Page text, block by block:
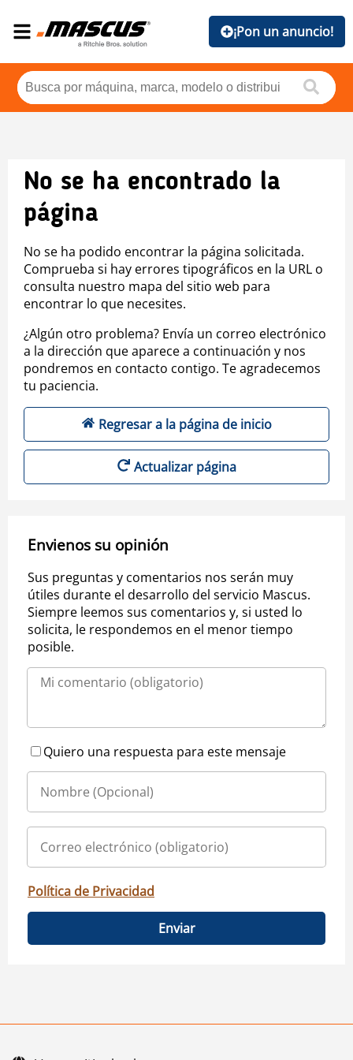
¡Pon un anuncio!
No se ha encontrado la
página
No se ha podido encontrar la página solicitada.
Comprueba si hay errores tipográficos en la URL o
consulta nuestro mapa del sitio web para
encontrar lo que necesites.
¿Algún otro problema? Envía un correo electrónico
a la dirección que aparece a continuación y nos
pondremos en contacto contigo. Te agradecemos
tu paciencia.
Regresar a la página de inicio
Actualizar página
Envienos su opinión
Sus preguntas y comentarios nos serán muy
útiles durante el desarrollo del servicio Mascus.
Siempre leemos sus comentarios y, si usted lo
solicita, le respondemos en el menor tiempo
posible.
Quiero una respuesta para este mensaje
Política de Privacidad
Enviar